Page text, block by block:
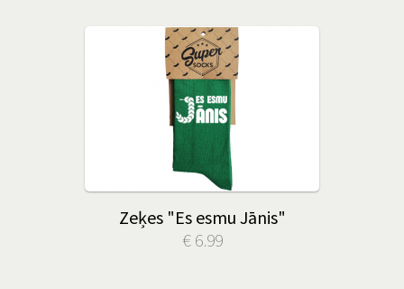
Zeķes "Es esmu Jānis"
€ 6.99